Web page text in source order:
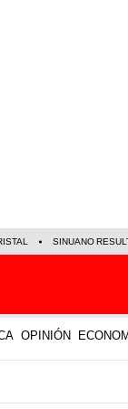
SINUANO
OPINIÓN